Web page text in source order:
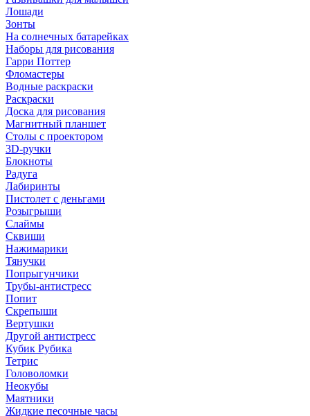
Лошади
Зонты
На солнечных батарейках
Наборы для рисования
Гарри Поттер
Фломастеры
Водные раскраски
Раскраски
Доска для рисования
Магнитный планшет
Столы с проектором
3D-ручки
Блокноты
Радуга
Лабиринты
Пистолет с деньгами
Розыгрыши
Слаймы
Сквиши
Нажимарики
Тянучки
Попрыгунчики
Трубы-антистресс
Попит
Скрепыши
Вертушки
Другой антистресс
Кубик Рубика
Тетрис
Головоломки
Неокубы
Маятники
Жидкие песочные часы